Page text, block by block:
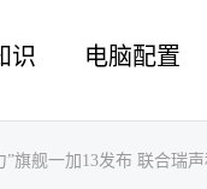
识 电脑配置
”旗舰一加13发布 联合瑞